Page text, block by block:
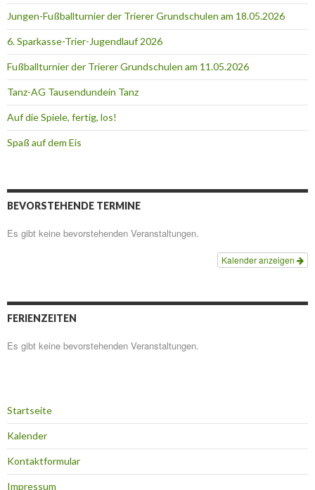
Jungen-Fußballturnier der Trierer Grundschulen am 18.05.2026
6. Sparkasse-Trier-Jugendlauf 2026
Fußballturnier der Trierer Grundschulen am 11.05.2026
Tanz-AG Tausendundein Tanz
Auf die Spiele, fertig, los!
Spaß auf dem Eis
BEVORSTEHENDE TERMINE
Es gibt keine bevorstehenden Veranstaltungen.
Kalender anzeigen
FERIENZEITEN
Es gibt keine bevorstehenden Veranstaltungen.
Startseite
Kalender
Kontaktformular
Impressum